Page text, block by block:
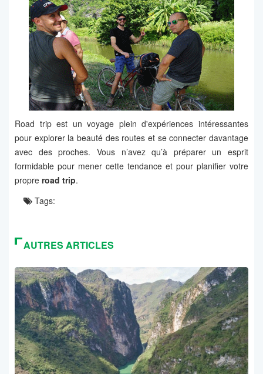
Road trip est un voyage plein d'expériences intéressantes
pour explorer la beauté des routes et se connecter davantage
avec des proches. Vous n’avez qu’à préparer un esprit
formidable pour mener cette tendance et pour planifier votre
propre road trip.
Tags:
AUTRES ARTICLES